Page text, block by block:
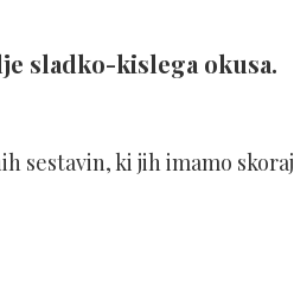
sladko-kislega okusa.
sestavin, ki jih imamo skoraj